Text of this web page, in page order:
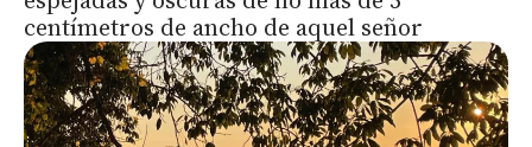
centímetros de ancho de aquel señor